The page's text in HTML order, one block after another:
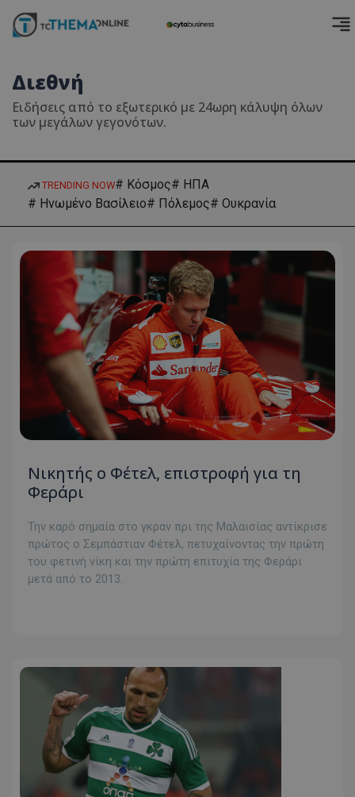
Διεθνή
Ειδήσεις από το εξωτερικό με 24ωρη κάλυψη όλων
των μεγάλων γεγονότων.
TRENDING NOW# Κόσμος# ΗΠΑ
# Ηνωμένο Βασίλειο# Πόλεμος# Ουκρανία
Νικητής ο Φέτελ, επιστροφή για τη
Φεράρι
Την καρό σημαία στο γκραν πρι της Μαλαισίας αντίκρισε
πρώτος ο Σεμπάστιαν Φέτελ, πετυχαίνοντας την πρώτη
του φετινή νίκη και την πρώτη επιτυχία της Φεράρι
μετά από το 2013.